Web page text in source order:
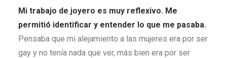
Mi trabajo de joyero es muy reflexivo. Me
permitió identificar y entender lo que me pasaba.
Pensaba que mi alejamiento a las mujeres era por ser
gay y no tenía nada que ver, más bien era por ser